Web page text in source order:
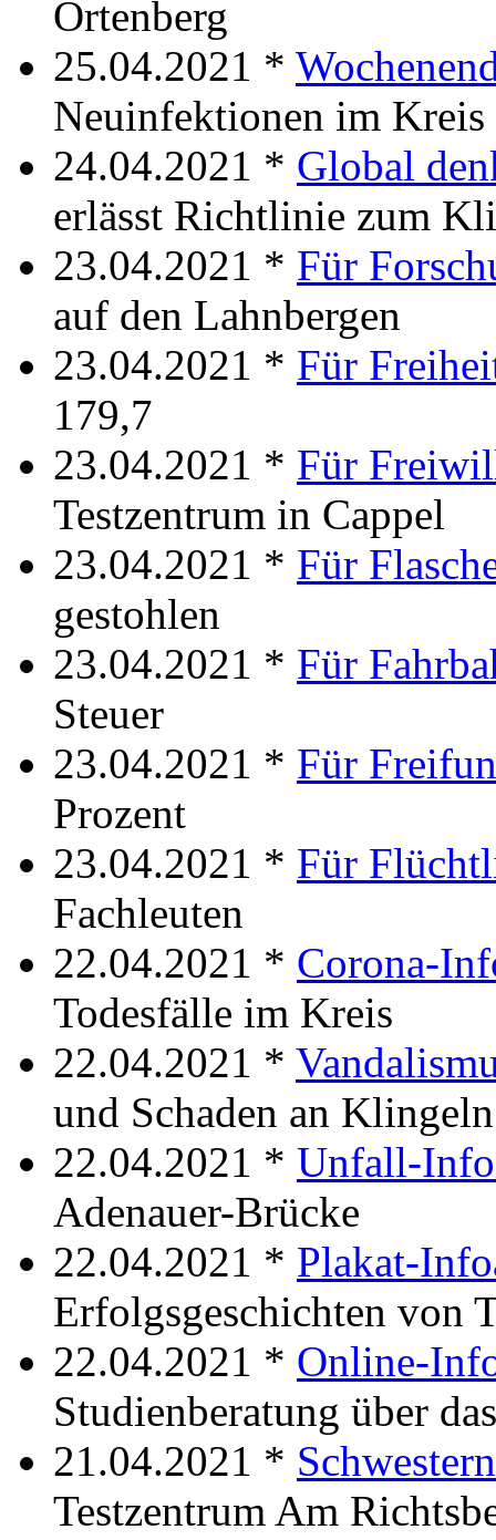
Ortenberg
25.04.2021 *
Neuinfektionen im Kreis
24.04.2021 * Global
erlässt Richtlinie zum
23.04.2021 * Für
auf den Lahnbergen
23.04.2021 * Für
179,7
23.04.2021 * Für
Testzentrum in Cappel
23.04.2021 * Für
gestohlen
23.04.2021 * Für
Steuer
23.04.2021 * Für
Prozent
23.04.2021 * Für
Fachleuten
22.04.2021 * Corona-
Todesfälle im Kreis
22.04.2021 *
und Schaden an Klingeln
22.04.2021 * Unfall-
Adenauer-Brücke
22.04.2021 * Plakat-
Erfolgsgeschichten von
22.04.2021 * Online-
Studienberatung über
21.04.2021 *
Testzentrum Am